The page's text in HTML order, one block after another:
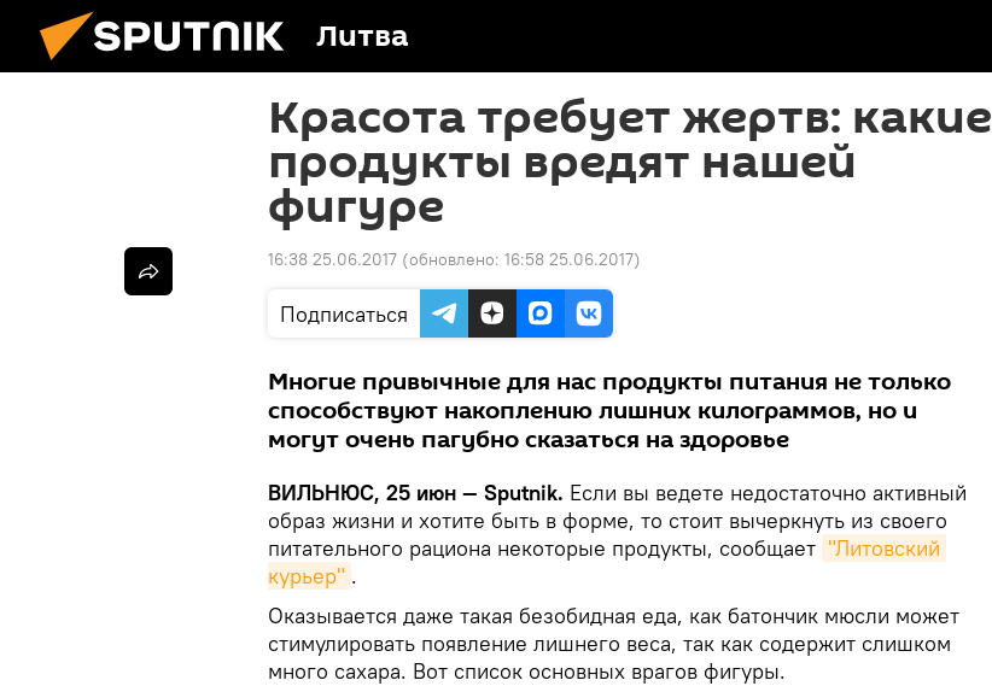
Литва
Красота требует жертв: какие
продукты вредят нашей
фигуре
16:38 25.06.2017 (обновлено: 16:58 25.06.2017)
Подписаться
Многие привычные для нас продукты питания не только
способствуют накоплению лишних килограммов, но и
могут очень пагубно сказаться на здоровье
ВИЛЬНЮС, 25 июн — Sputnik. Если вы ведете недостаточно активный
образ жизни и хотите быть в форме, то стоит вычеркнуть из своего
питательного рациона некоторые продукты, сообщает "Литовский
курьер" .
Оказывается даже такая безобидная еда, как батончик мюсли может
стимулировать появление лишнего веса, так как содержит слишком
много сахара. Вот список основных врагов фигуры.